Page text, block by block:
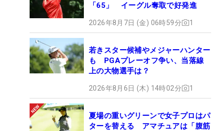
「65」 イーグル奪取で好発進
2026年8月7日 (金) 06時59分 1
若きスター候補やメジャーハンター
も PGAプレーオフ争い、当落線
上の大物選手は？
2026年8月6日 (木) 14時02分 1
夏場の重いグリーンで女子プロはパ
ターを替える アマチュアは「腹筋